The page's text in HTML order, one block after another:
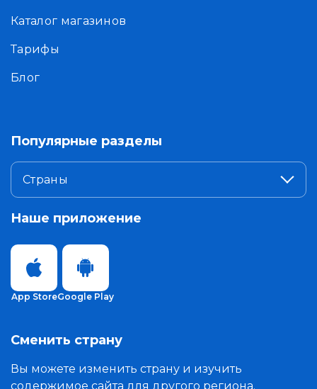
Каталог магазинов
Тарифы
Блог
Популярные разделы
Страны
Наше приложение
App StoreGoogle Play
Сменить страну
Вы можете изменить страну и изучить
содержимое сайта для другого региона.